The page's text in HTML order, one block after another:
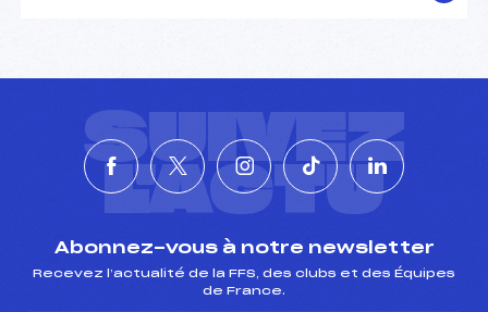
SUIVEZ
L'ACTU
Abonnez-vous à notre newsletter
Recevez l’actualité de la FFS, des clubs et des Équipes
de France.